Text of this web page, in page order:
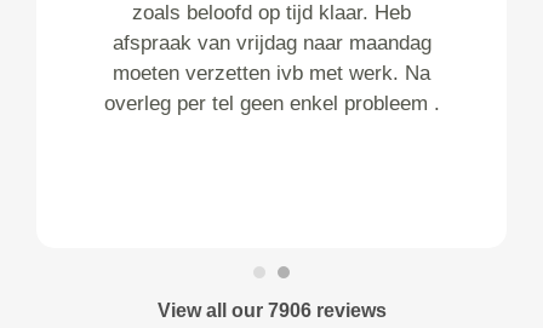
zoals beloofd op tijd klaar. Heb
afspraak van vrijdag naar maandag
moeten verzetten ivb met werk. Na
overleg per tel geen enkel probleem .
View all our 7906 reviews